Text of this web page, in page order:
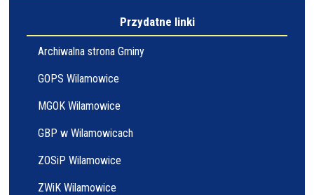
Przydatne linki
Archiwalna strona Gminy
GOPS Wilamowice
MGOK Wilamowice
GBP w Wilamowicach
ZOSiP Wilamowice
ZWiK Wilamowice